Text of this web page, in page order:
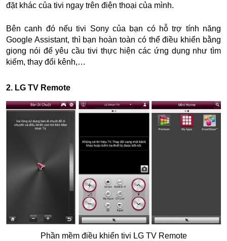
đặt khác của tivi ngay trên điện thoại của mình.
Bên canh đó nếu tivi Sony của bạn có hỗ trợ tính năng
Google Assistant, thì bạn hoàn toàn có thể điều khiển bằng
giọng nói để yêu cầu tivi thực hiện các ứng dụng như tìm
kiếm, thay đổi kênh,…
2. LG TV Remote
Phần mềm điều khiển tivi LG TV Remote